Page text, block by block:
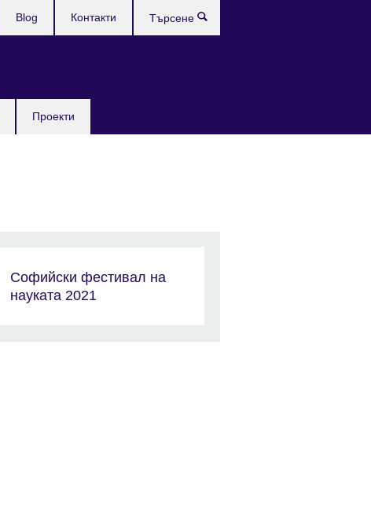
Проекти
Blog Контакти
Софийски фестивал на
науката 2021